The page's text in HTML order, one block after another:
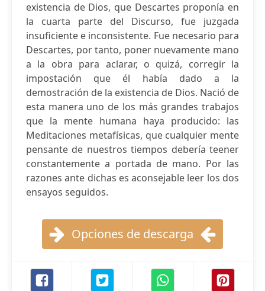
existencia de Dios, que Descartes proponía en
la cuarta parte del Discurso, fue juzgada
insuficiente e inconsistente. Fue necesario para
Descartes, por tanto, poner nuevamente mano
a la obra para aclarar, o quizá, corregir la
impostación que él había dado a la
demostración de la existencia de Dios. Nació de
esta manera uno de los más grandes trabajos
que la mente humana haya producido: las
Meditaciones metafísicas, que cualquier mente
pensante de nuestros tiempos debería teener
constantemente a portada de mano. Por las
razones ante dichas es aconsejable leer los dos
ensayos seguidos.
Opciones de descarga